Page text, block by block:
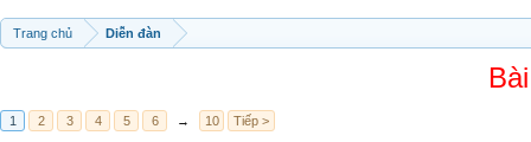
Trang chủ Diễn đàn
1 2 3 4 5 6 → 10 Tiếp >